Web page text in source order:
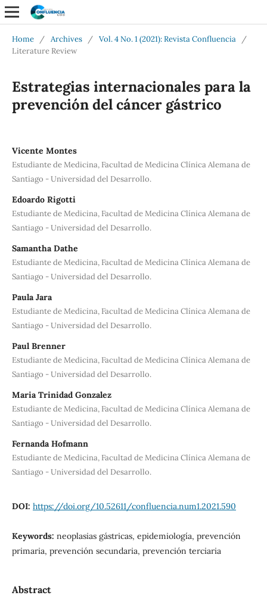
Home / Archives / Vol. 4 No. 1 (2021): Revista Confluencia
/
Literature Review
Estrategias internacionales para la
prevención del cáncer gástrico
Vicente Montes
Estudiante de Medicina, Facultad de Medicina Clínica Alemana de
Santiago - Universidad del Desarrollo.
Edoardo Rigotti
Estudiante de Medicina, Facultad de Medicina Clínica Alemana de
Santiago - Universidad del Desarrollo.
Samantha Dathe
Estudiante de Medicina, Facultad de Medicina Clínica Alemana de
Santiago - Universidad del Desarrollo.
Paula Jara
Estudiante de Medicina, Facultad de Medicina Clínica Alemana de
Santiago - Universidad del Desarrollo.
Paul Brenner
Estudiante de Medicina, Facultad de Medicina Clínica Alemana de
Santiago - Universidad del Desarrollo.
Maria Trinidad Gonzalez
Estudiante de Medicina, Facultad de Medicina Clínica Alemana de
Santiago - Universidad del Desarrollo.
Fernanda Hofmann
Estudiante de Medicina, Facultad de Medicina Clínica Alemana de
Santiago - Universidad del Desarrollo.
DOI: https://doi.org/10.52611/confluencia.num1.2021.590
Keywords: neoplasias gástricas, epidemiología, prevención
primaria, prevención secundaria, prevención terciaria
Abstract